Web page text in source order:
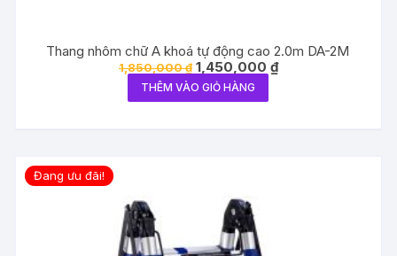
Thang nhôm chữ A khoá tự động cao 2.0m DA-2M
1,850,000₫ Giá
gốc
là:
1,850,000 ₫.
1,450,000 ₫Giá
hiện
THÊM VÀO GIỎ HÀNG
Đang ưu đãi!